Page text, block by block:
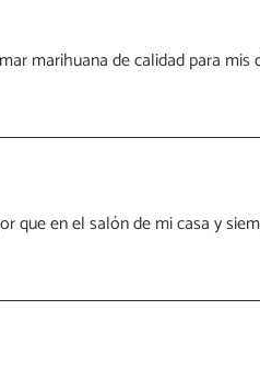
marihuana de calidad para mis
que en el salón de mi casa y